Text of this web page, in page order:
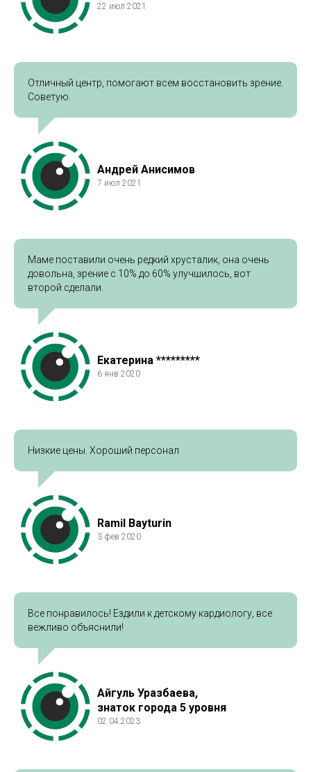
22 июл 2021
Отличный центр, помогают всем восстановить зрение.
Советую.
Андрей Анисимов
7 июл 2021
Маме поставили очень редкий хрусталик, она очень
довольна, зрение с 10% до 60% улучшилось, вот
второй сделали.
Екатерина *********
6 янв 2020
Низкие цены. Хороший персонал
Ramil Bayturin
3 фев 2020
Все понравилось! Ездили к детскому кардиологу, все
вежливо объяснили!
Айгуль Уразбаева,
знаток города 5 уровня
02.04.2023